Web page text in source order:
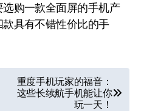
购一款全面屏的手机产
具有不错性价比的手
重度手机玩家的福音：
这些长续航手机能让你
玩一天！